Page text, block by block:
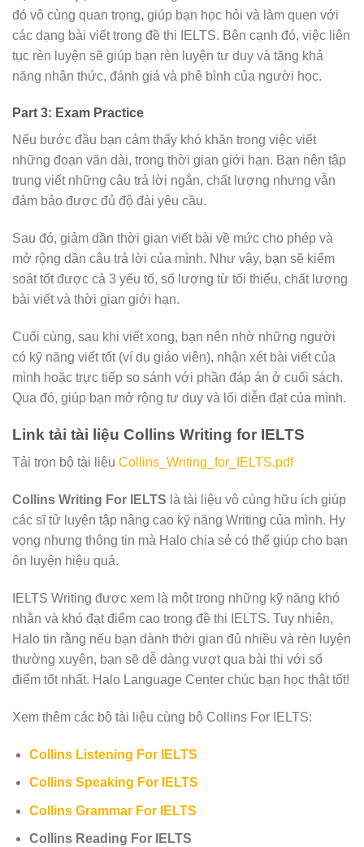
đó vô cùng quan trọng, giúp bạn học hỏi và làm quen với
các dạng bài viết trong đề thi IELTS. Bên cạnh đó, việc liên
tục rèn luyện sẽ giúp bạn rèn luyện tư duy và tăng khả
năng nhận thức, đánh giá và phê bình của người học.
Part 3: Exam Practice
Nếu bước đầu bạn cảm thấy khó khăn trong việc viết
những đoạn văn dài, trong thời gian giới hạn. Bạn nên tập
trung viết những câu trả lời ngắn, chất lượng nhưng vẫn
đảm bảo được đủ độ đài yêu cầu.
Sau đó, giảm dần thời gian viết bài về mức cho phép và
mở rộng dần câu trả lời của mình. Như vậy, bạn sẽ kiểm
soát tốt được cả 3 yếu tố, số lượng từ tối thiểu, chất lượng
bài viết và thời gian giới hạn.
Cuối cùng, sau khi viết xong, bạn nên nhờ những người
có kỹ năng viết tốt (ví dụ giáo viên), nhận xét bài viết của
mình hoặc trực tiếp so sánh với phần đáp án ở cuối sách.
Qua đó, giúp bạn mở rộng tư duy và lối diễn đạt của mình.
Link tải tài liệu Collins Writing for IELTS
Tải trọn bộ tài liệu Collins_Writing_for_IELTS.pdf
Collins Writing For IELTS là tài liệu vô cùng hữu ích giúp
các sĩ tử luyện tập nâng cao kỹ năng Writing của mình. Hy
vọng nhưng thông tin mà Halo chia sẻ có thể giúp cho bạn
ôn luyện hiệu quả.
IELTS Writing được xem là một trong những kỹ năng khó
nhằn và khó đạt điểm cao trong đề thi IELTS. Tuy nhiên,
Halo tin rằng nếu bạn dành thời gian đủ nhiều và rèn luyện
thường xuyên, bạn sẽ dễ dàng vượt qua bài thi với số
điểm tốt nhất. Halo Language Center chúc bạn học thật tốt!
Xem thêm các bộ tài liệu cùng bộ Collins For IELTS:
Collins Listening For IELTS
Collins Speaking For IELTS
Collins Grammar For IELTS
Collins Reading For IELTS